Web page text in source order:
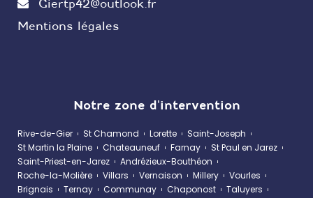
Giertp42@outlook.fr
Mentions légales
Notre zone d'intervention
Rive-de-Gier St Chamond Lorette
Saint-Joseph
St Martin la Plaine
Chateauneuf Farnay
St Paul en Jarez
Saint-Priest-en-Jarez
Andrézieux-Bouthéon
Roche-la-Molière
Villars Vernaison Millery
Vourles
Brignais
Ternay Communay Chaponost
Taluyers